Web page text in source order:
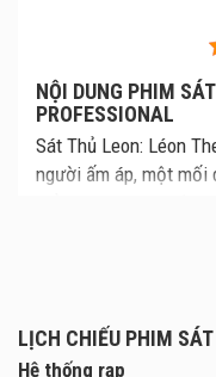
NỘI DUNG PHIM
PROFESSIONAL
Sát Thủ Leon: Léon
người ấm áp, một mối
thủ lạnh lùng và một
Sát Thủ Leon mới
Tay sát thủ khét tiếng
Mathilda sau khi gia
LỊCH CHIẾU PHIM SÁT
Hệ thống rạp